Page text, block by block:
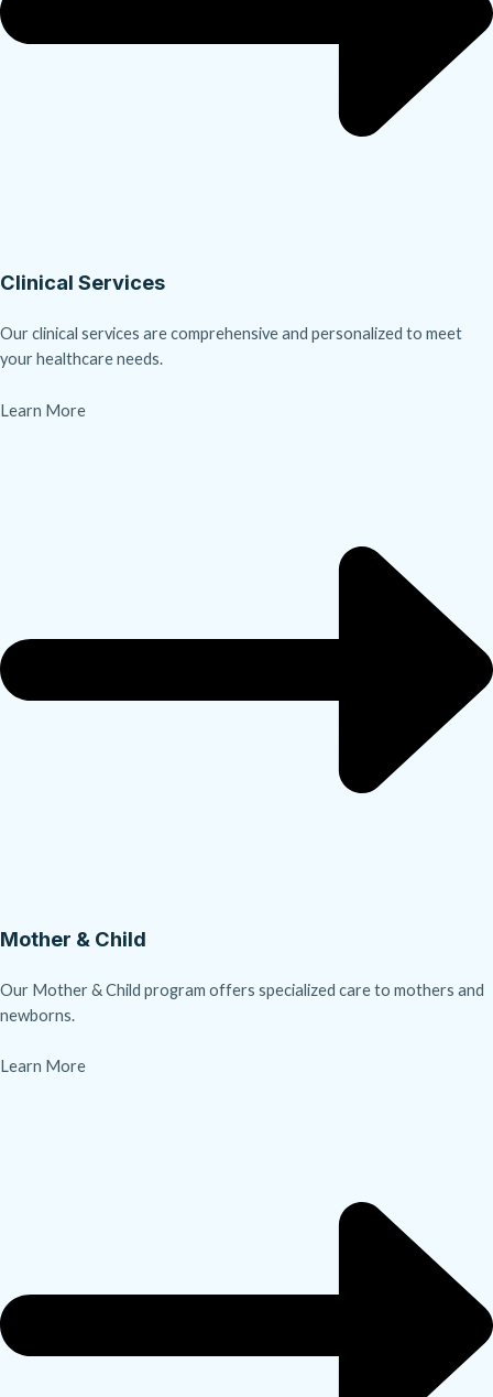
Clinical Services
Our clinical services are comprehensive and personalized to meet
your healthcare needs.
Learn More
Mother & Child
Our Mother & Child program offers specialized care to mothers and
newborns.
Learn More